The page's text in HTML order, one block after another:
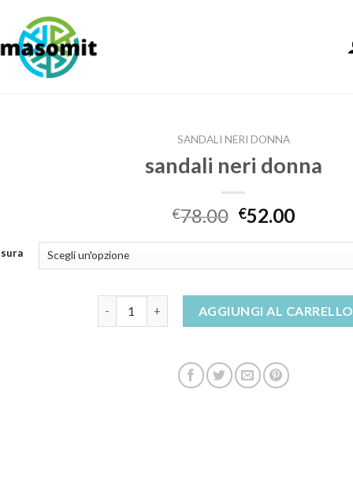
SANDALI NERI DONNA
sandali neri donna
€78.00 €52.00
AGGIUNGI AL CARRELLO